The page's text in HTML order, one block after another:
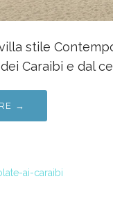
stile
Caraibi e dal
→
ai-caraibi